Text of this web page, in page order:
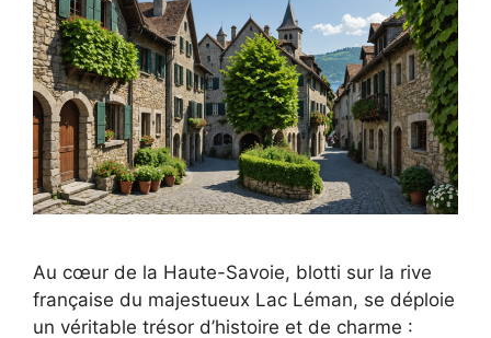
Au cœur de la Haute-Savoie, blotti sur la rive
française du majestueux Lac Léman, se déploie
un véritable trésor d’histoire et de charme :